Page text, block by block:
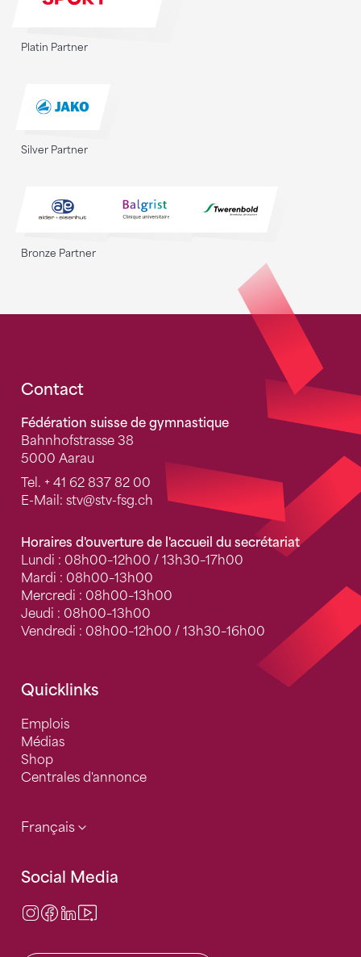
Platin Partner
Silver Partner
Bronze Partner
Fusszeile
Contact
Fédération suisse de gymnastique
Bahnhofstrasse 38
5000 Aarau
Tel. + 41 62 837 82 00
E-Mail: stv@stv-fsg.ch
Horaires d'ouverture de l'accueil du secrétariat
Lundi : 08h00–12h00 / 13h30–17h00
Mardi : 08h00–13h00
Mercredi : 08h00–13h00
Jeudi : 08h00–13h00
Vendredi : 08h00–12h00 / 13h30–16h00
Quicklinks
Emplois
Médias
Shop
Centrales d'annonce
Français
Social Media
Instagram
Facebook
LinkedIn